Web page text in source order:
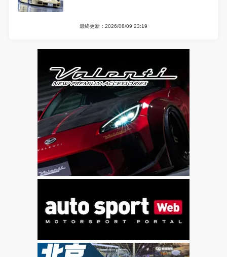
最終更新：2026/08/09 23:19